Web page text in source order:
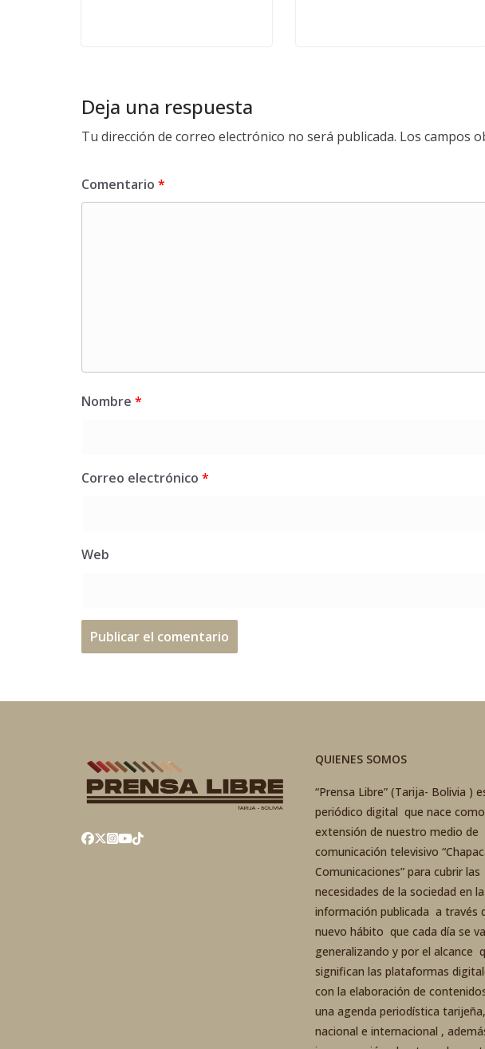
Deja una respuesta
Tu dirección de correo electrónico no será publicada. Los campos
Comentario *
Nombre *
Correo electrónico *
Web
QUIENES SOMOS
“Prensa Libre” (Tarija- Bolivia )
periódico digital que nace
extensión de nuestro medio de
comunicación televisivo
Comunicaciones” para cubrir las
necesidades de la sociedad en la
información publicada a través
nuevo hábito que cada día se va
generalizando y por el alcance
significan las plataformas
con la elaboración de
una agenda periodística tarijeña,
nacional e internacional ,